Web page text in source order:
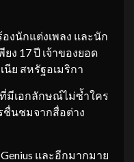
องนักแต่งเพลง และนัก
ง 17 ปี เจ้าของยอด
ย สหรัฐอเมริกา
มีเอกลักษณ์ไม่ซ้ำใคร
ชื่นชมจากสื่อต่าง
Genius และอีกมากมาย